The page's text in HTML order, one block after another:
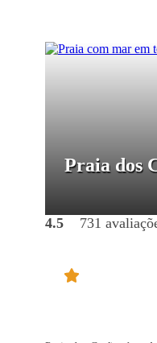
Praia dos
4.5 731